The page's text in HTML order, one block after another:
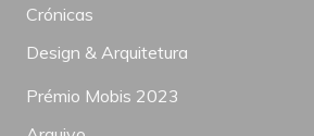
Crónicas
Design & Arquitetura
Prémio Mobis 2023